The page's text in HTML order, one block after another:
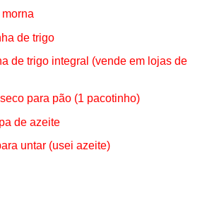
de trigo
de trigo integral (vende em lojas de
para pão (1 pacotinho)
de azeite
untar (usei azeite)